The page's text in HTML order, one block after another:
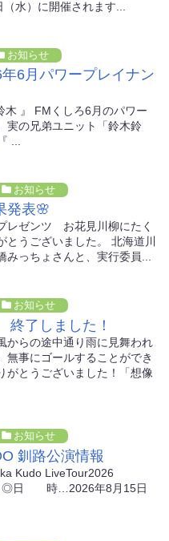
水）に開催されます...
お知らせ
6月パワープレイナン
木 』 FMくしろ6月のパワー
実の兄弟ユニット「鈴木鈴
...
お知らせ
発表🌸
レゼンツ お花見川柳にたく
とうございました。 北海道川
っちょさんと、実行委員...
お知らせ
了しました！
からの途中通り雨に見舞われ
無事にゴールすることができ
がとうございました！「想像
お知らせ
釧路公演情報
Kudo LiveTour2026
◎日 時…2026年8月15日